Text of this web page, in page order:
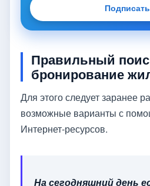
Правильный
бронирование
Для этого следует заранее
возможные варианты с
Интернет-ресурсов.
На сегодняшний день